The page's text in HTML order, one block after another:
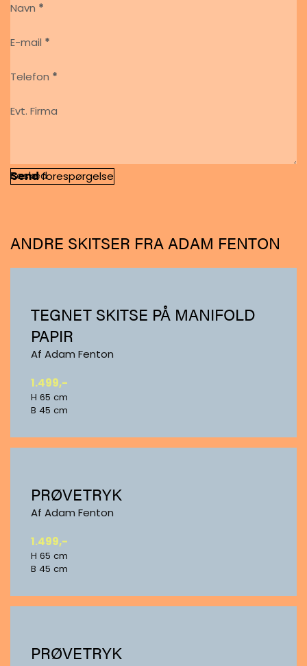
Navn *
E-mail *
Telefon *
Evt. Firma
Besked
Sendforespørgelse
ANDRE SKITSER FRA ADAM FENTON
TEGNET SKITSE PÅ MANIFOLD
PAPIR
Af Adam Fenton
1.499,-
H 65 cm
B 45 cm
PRØVETRYK
Af Adam Fenton
1.499,-
H 65 cm
B 45 cm
PRØVETRYK